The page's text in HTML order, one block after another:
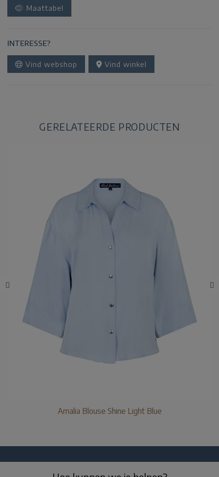
Maattabel
INTERESSE?
Vind webshop Vind winkel
GERELATEERDE PRODUCTEN
Amalia Blouse Shine Light Blue